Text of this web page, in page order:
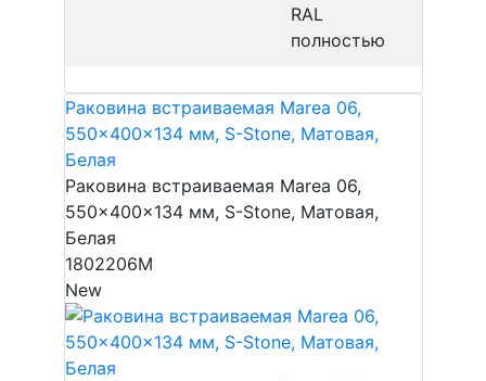
RAL
полностью
Раковина встраиваемая Marea 06,
550x400x134 мм, S-Stone, Матовая,
Белая
Раковина встраиваемая Marea 06,
550x400x134 мм, S-Stone, Матовая,
Белая
1802206M
New